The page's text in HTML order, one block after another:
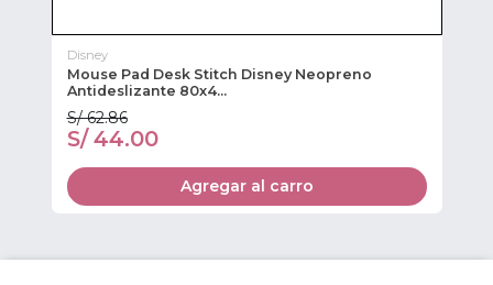
Disney
Mouse Pad Desk Stitch Disney Neopreno
Antideslizante 80x4...
S/ 62.86
S/ 44.00
Agregar al carro